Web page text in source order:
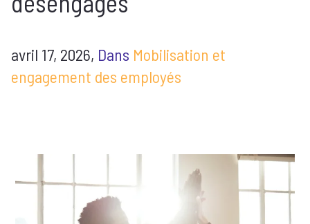
avril 17, 2026, Dans Mobilisation et
engagement des employés